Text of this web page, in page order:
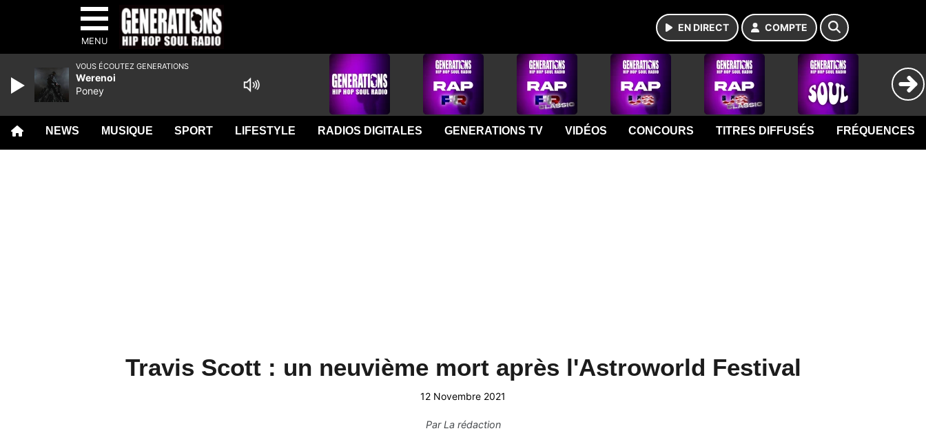
MENU
EN DIRECT COMPTE
NEWS MUSIQUE SPORT LIFESTYLE RADIOS DIGITALES GENERATIONS TV VIDÉOS CONCOURS TITRES DIFFUSÉS FRÉQUENCES
Travis Scott : un neuvième mort après l'Astroworld Festival
12 Novembre 2021
ParLa rédaction
VOUS ÉCOUTEZ GENERATIONS
Werenoi
Poney